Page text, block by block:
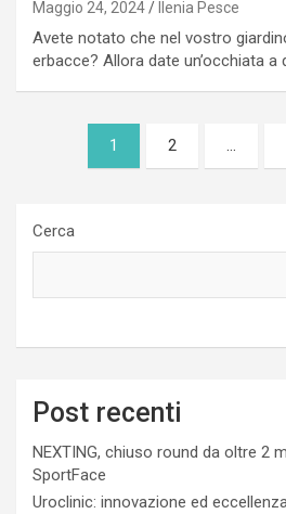
Maggio 24, 2024 Ilenia Pesce
Avete notato che nel vostro
erbacce? Allora date un’occhiata a
Paginazione
1 2 …
Cerca
Post recenti
NEXTING, chiuso round da oltre 2
SportFace
Uroclinic: innovazione ed